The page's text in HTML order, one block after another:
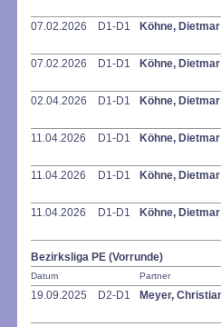
07.02.2026 D1-D1 Köhne,
07.02.2026 D1-D1 Köhne,
02.04.2026 D1-D1 Köhne,
11.04.2026 D1-D1 Köhne,
11.04.2026 D1-D1 Köhne,
11.04.2026 D1-D1 Köhne,
Bezirksliga PE (Vorrunde)
Datum Partner
19.09.2025 D2-D1 Meyer,